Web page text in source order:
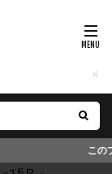
エイト広告を導入し